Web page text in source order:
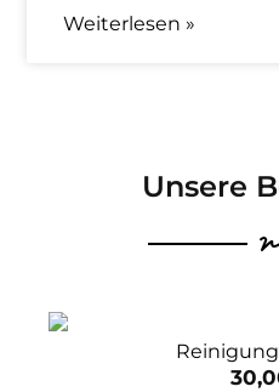
Weiterlesen »
Unsere